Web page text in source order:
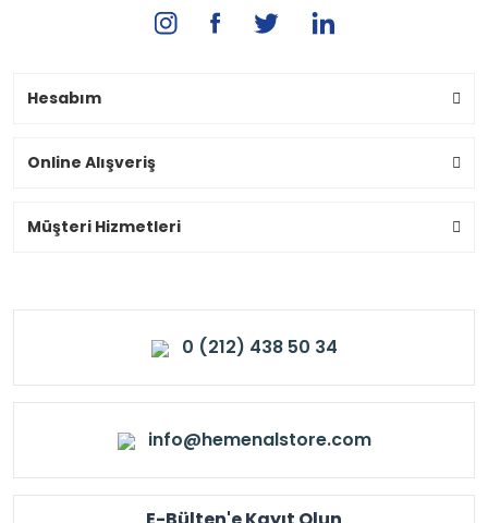
Hesabım
Online Alışveriş
Müşteri Hizmetleri
0 (212) 438 50 34
info@hemenalstore.com